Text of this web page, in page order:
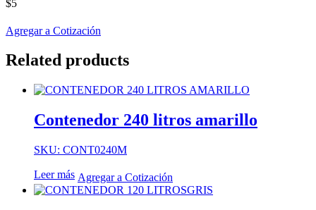
$5
Agregar a Cotización
Related products
Contenedor 240 litros amarillo
SKU: CONT0240M
Leer más Agregar a Cotización